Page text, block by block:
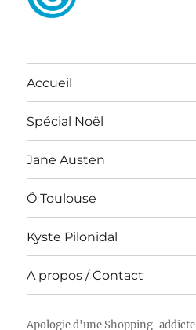
Accueil
Spécial Noël
Jane Austen
Ô Toulouse
Kyste Pilonidal
A propos / Contact
Apologie d'une Shopping-addicte